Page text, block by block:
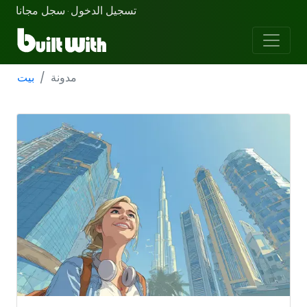
تسجيل الدخول · سجل مجانا
بيت مدونة